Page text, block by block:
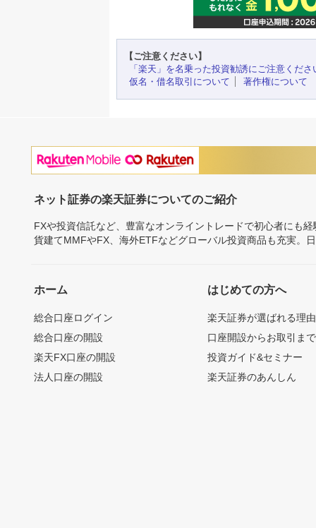
【ご注意ください】
「楽天」を名乗った投資勧誘にご注意くださ
仮名・借名取引について
著作権について
ネット証券の楽天証券についてのご紹介
FXや投資信託など、豊富なオンライントレードで初心者にも
貨建てMMFやFX、海外ETFなどグローバル投資商品も充実。
ホーム
総合口座ログイン
総合口座の開設
楽天FX口座の開設
法人口座の開設
はじめての方へ
楽天証券が選ばれる理由
口座開設からお取引ま
投資ガイド&セミナー
楽天証券のあんしん